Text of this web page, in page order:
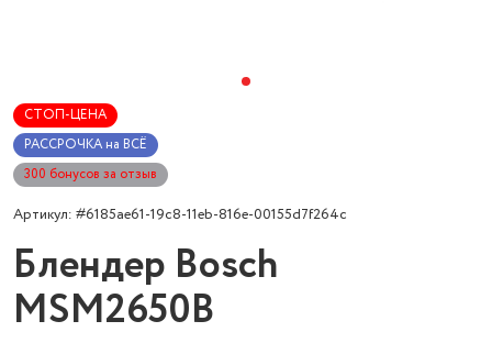
СТОП-ЦЕНА
РАССРОЧКА на ВСЁ
300 бонусов за отзыв
Артикул: #6185ae61-19c8-11eb-816e-00155d7f264c
Блендер Bosch
MSM2650B